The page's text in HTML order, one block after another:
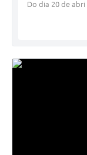
Do dia 20 de